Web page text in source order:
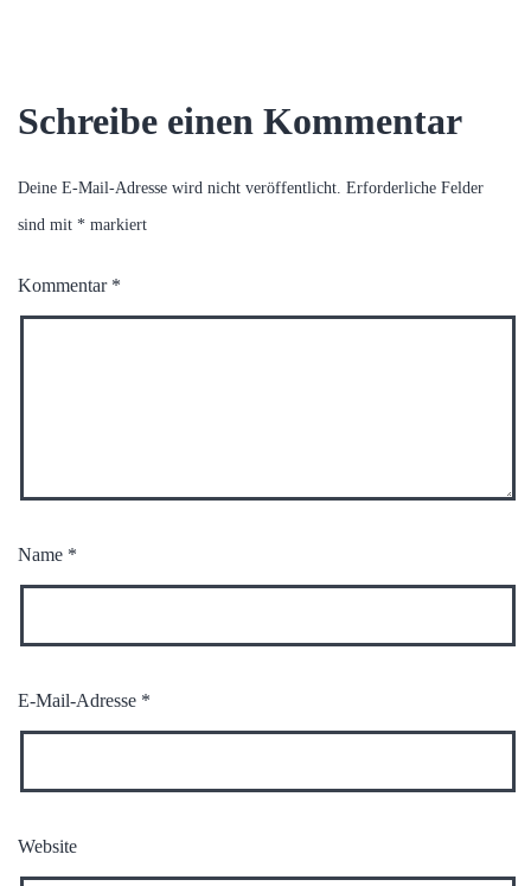
Schreibe einen Kommentar
Deine E-Mail-Adresse wird nicht veröffentlicht. Erforderliche Felder
sind mit * markiert
Kommentar *
Name *
E-Mail-Adresse *
Website